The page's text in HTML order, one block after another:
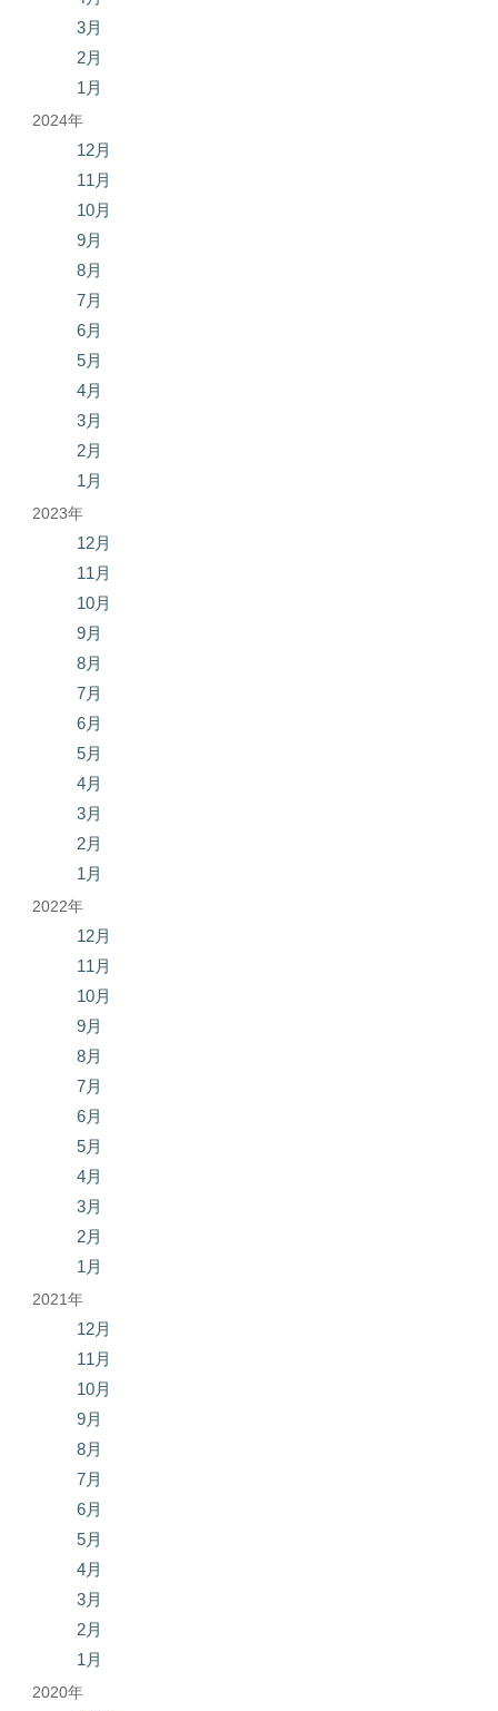
3月
2月
1月
2024年
12月
11月
10月
9月
8月
7月
6月
5月
4月
3月
2月
1月
2023年
12月
11月
10月
9月
8月
7月
6月
5月
4月
3月
2月
1月
2022年
12月
11月
10月
9月
8月
7月
6月
5月
4月
3月
2月
1月
2021年
12月
11月
10月
9月
8月
7月
6月
5月
4月
3月
2月
1月
2020年